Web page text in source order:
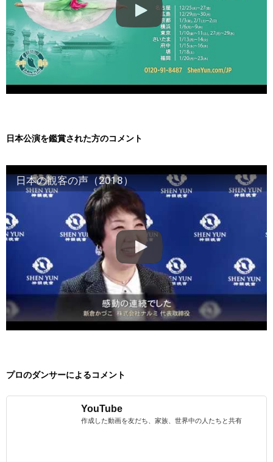
日本公演を鑑賞された方のコメント
日本の観客の声（2018）
プロのダンサーによるコメント
YouTube
作成した動画を友だち、家族、世界中の人たちと共有